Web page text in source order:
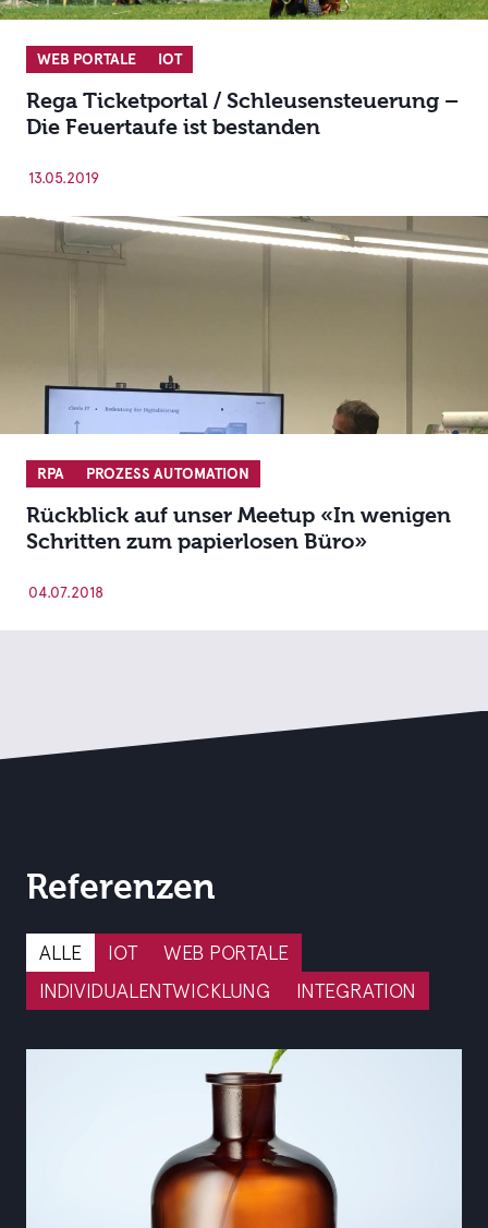
WEB PORTALE IOT
Rega Ticketportal / Schleusensteuerung –
Die Feuertaufe ist bestanden
13.05.2019
RPA PROZESS AUTOMATION
Rückblick auf unser Meetup «In wenigen
Schritten zum papierlosen Büro»
04.07.2018
Referenzen
ALLE IOT
WEB PORTALE
INDIVIDUALENTWICKLUNG
INTEGRATION